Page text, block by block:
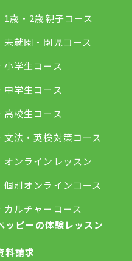
1歳・2歳親子コース
未就園・園児コース
小学生コース
中学生コース
高校生コース
文法・英検対策コース
オンラインレッスン
個別オンラインコース
カルチャーコース
ッピーの体験レッスン
料請求